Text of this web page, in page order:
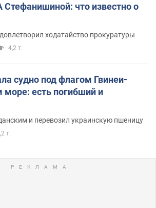
что известно о
ходатайство прокуратуры
4,2 т.
судно под флагом Гвинеи-
море: есть погибший и
и перевозил украинскую пшеницу
т.